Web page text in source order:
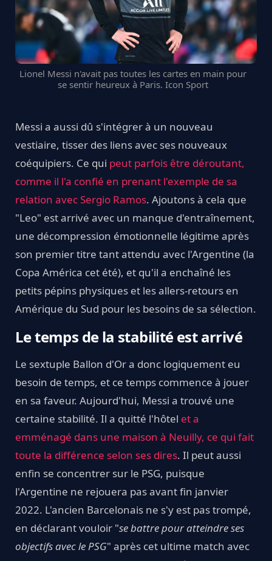
Lionel Messi n'avait pas toutes les cartes en main pour
se sentir heureux à Paris. Icon Sport
Messi a aussi dû s'intégrer à un nouveau
vestiaire, tisser des liens avec ses nouveaux
coéquipiers. Ce qui peut parfois être déroutant,
comme il l'a confié en prenant l'exemple de sa
relation avec Sergio Ramos. Ajoutons à cela que
"Leo" est arrivé avec un manque d'entraînement,
une décompression émotionnelle légitime après
son premier titre tant attendu avec l'Argentine (la
Copa América cet été), et qu'il a enchaîné les
petits pépins physiques et les allers-retours en
Amérique du Sud pour les besoins de sa sélection.
Le temps de la stabilité est arrivé
Le sextuple Ballon d'Or a donc logiquement eu
besoin de temps, et ce temps commence à jouer
en sa faveur. Aujourd'hui, Messi a trouvé une
certaine stabilité. Il a quitté l'hôtel et a
emménagé dans une maison à Neuilly, ce qui fait
toute la différence selon ses dires. Il peut aussi
enfin se concentrer sur le PSG, puisque
l'Argentine ne rejouera pas avant fin janvier
2022. L'ancien Barcelonais ne s'y est pas trompé,
en déclarant vouloir "se battre pour atteindre ses
objectifsavec le PSG" après cet ultime match avec